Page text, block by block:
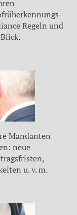
Regeln und
Mandanten
neue
u. v. m.